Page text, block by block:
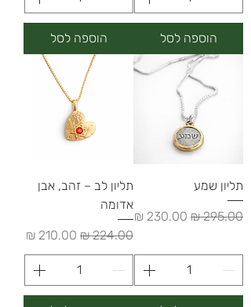
הוספה לסל הוספה לסל
תליון שמע
מחיר רגיל מחיר מבצע
תליון לב – זהב, אבן
אדומה
מחיר רגיל
מחיר מבצע